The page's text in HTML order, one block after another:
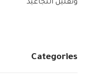
Categories